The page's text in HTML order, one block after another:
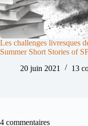
Les challenges livresques
Summer Short Stories of
20 juin 2021
13
4 commentaires